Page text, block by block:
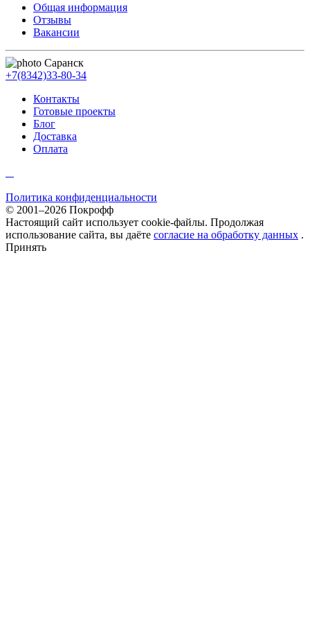
Общая информация
Отзывы
Вакансии
Саранск
+7(8342)33-80-34
Контакты
Готовые проекты
Блог
Доставка
Оплата
Политика конфиденциальности
© 2001–2026 Покрофф
Настоящий сайт использует cookie-файлы. Продолжая
использование сайта, вы даёте согласие на обработку данных .
Принять